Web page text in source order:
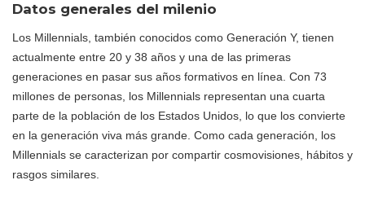
Datos generales del milenio
Los Millennials, también conocidos como Generación Y, tienen
actualmente entre 20 y 38 años y una de las primeras
generaciones en pasar sus años formativos en línea. Con 73
millones de personas, los Millennials representan una cuarta
parte de la población de los Estados Unidos, lo que los convierte
en la generación viva más grande. Como cada generación, los
Millennials se caracterizan por compartir cosmovisiones, hábitos y
rasgos similares.